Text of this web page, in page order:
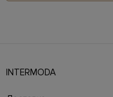
INTERMODA